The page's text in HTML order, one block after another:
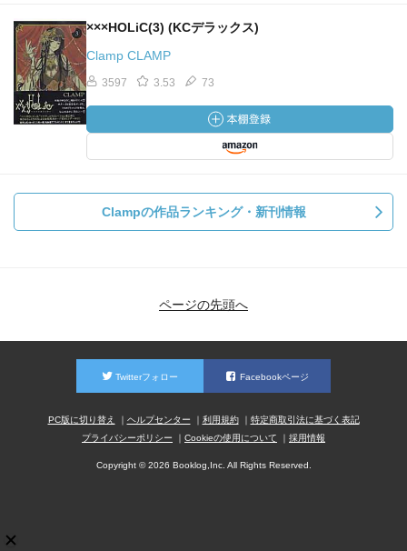
×××HOLiC(3) (KCデラックス)
Clamp CLAMP
3597 3.53 73
Clampの作品ランキング・新刊情報
ページの先頭へ
Twitterフォロー Facebookページ
PC版に切り替え ヘルプセンター 利用規約
特定商取引法に基づく表記
プライバシーポリシー
Cookieの使用について 採用情報
Copyright © 2026 Booklog,Inc. All Rights Reserved.